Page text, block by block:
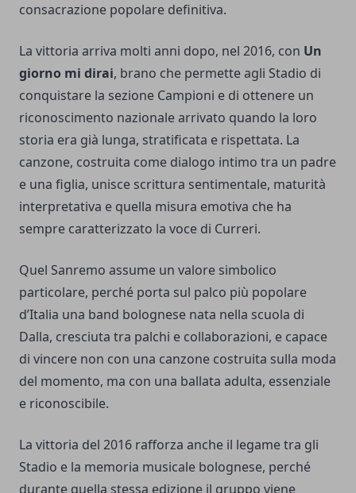
consacrazione popolare definitiva.
La vittoria arriva molti anni dopo, nel 2016, con Un
giorno mi dirai, brano che permette agli Stadio di
conquistare la sezione Campioni e di ottenere un
riconoscimento nazionale arrivato quando la loro
storia era già lunga, stratificata e rispettata. La
canzone, costruita come dialogo intimo tra un padre
e una figlia, unisce scrittura sentimentale, maturità
interpretativa e quella misura emotiva che ha
sempre caratterizzato la voce di Curreri.
Quel Sanremo assume un valore simbolico
particolare, perché porta sul palco più popolare
d’Italia una band bolognese nata nella scuola di
Dalla, cresciuta tra palchi e collaborazioni, e capace
di vincere non con una canzone costruita sulla moda
del momento, ma con una ballata adulta, essenziale
e riconoscibile.
La vittoria del 2016 rafforza anche il legame tra gli
Stadio e la memoria musicale bolognese, perché
durante quella stessa edizione il gruppo viene